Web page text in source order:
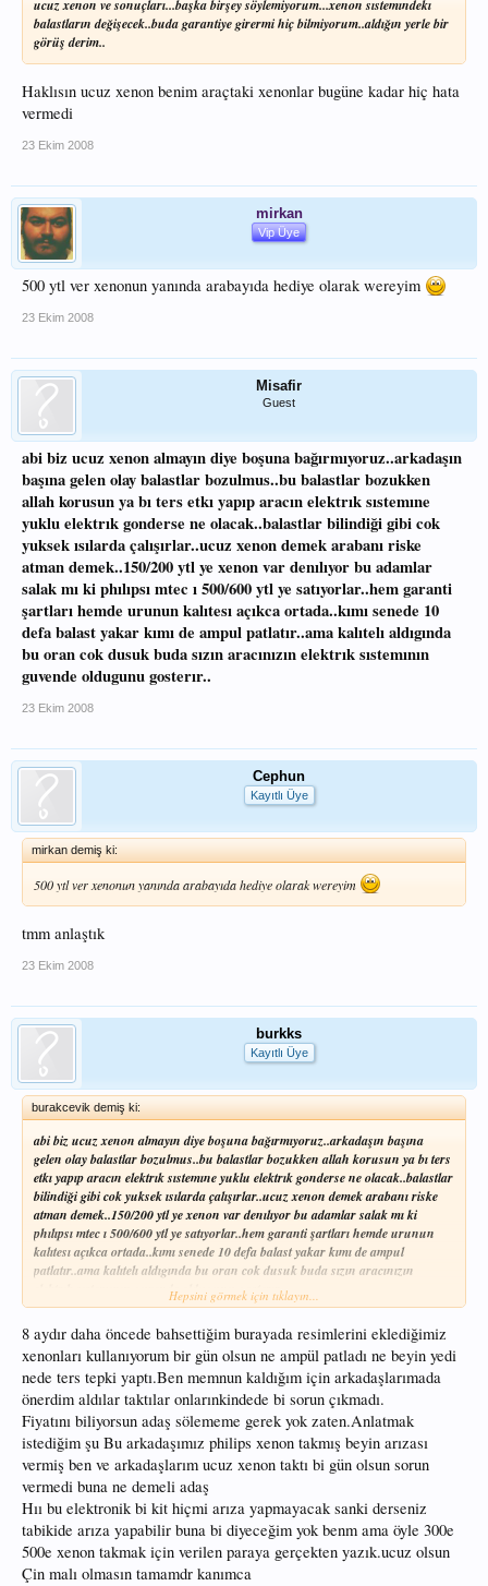
ucuz xenon ve sonuçları...başka birşey söylemiyorum...xenon sıstemındekı
balastların değişecek..buda garantiye girermi hiç bilmiyorum..aldığın yerle bir
görüş derim..
Haklısın ucuz xenon benim araçtaki xenonlar bugüne kadar hiç hata
vermedi
23 Ekim 2008
mirkan
Vip Üye
500 ytl ver xenonun yanında arabayıda hediye olarak wereyim
23 Ekim 2008
Misafir
Guest
abi biz ucuz xenon almayın diye boşuna bağırmıyoruz..arkadaşın
başına gelen olay balastlar bozulmus..bu balastlar bozukken
allah korusun ya bı ters etkı yapıp aracın elektrık sıstemıne
yuklu elektrık gonderse ne olacak..balastlar bilindiği gibi cok
yuksek ısılarda çalışırlar..ucuz xenon demek arabanı riske
atman demek..150/200 ytl ye xenon var denılıyor bu adamlar
salak mı ki phılıpsı mtec ı 500/600 ytl ye satıyorlar..hem garanti
şartları hemde urunun kalıtesı açıkca ortada..kımı senede 10
defa balast yakar kımı de ampul patlatır..ama kalıtelı aldıgında
bu oran cok dusuk buda sızın aracınızın elektrık sıstemının
guvende oldugunu gosterır..
23 Ekim 2008
Cephun
Kayıtlı Üye
mirkan demiş ki:
500 ytl ver xenonun yanında arabayıda hediye olarak wereyim
tmm anlaştık
23 Ekim 2008
burkks
Kayıtlı Üye
burakcevik demiş ki:
abi biz ucuz xenon almayın diye boşuna bağırmıyoruz..arkadaşın başına
gelen olay balastlar bozulmus..bu balastlar bozukken allah korusun ya bı ters
etkı yapıp aracın elektrık sıstemıne yuklu elektrık gonderse ne olacak..balastlar
bilindiği gibi cok yuksek ısılarda çalışırlar..ucuz xenon demek arabanı riske
atman demek..150/200 ytl ye xenon var denılıyor bu adamlar salak mı ki
phılıpsı mtec ı 500/600 ytl ye satıyorlar..hem garanti şartları hemde urunun
kalıtesı açıkca ortada..kımı senede 10 defa balast yakar kımı de ampul
patlatır..ama kalıtelı aldıgında bu oran cok dusuk buda sızın aracınızın
elektrık sıstemının guvende oldugunu gosterır..
Hepsini görmek için tıklayın...
8 aydır daha öncede bahsettiğim burayada resimlerini eklediğimiz
xenonları kullanıyorum bir gün olsun ne ampül patladı ne beyin yedi
nede ters tepki yaptı.Ben memnun kaldığım için arkadaşlarımada
önerdim aldılar taktılar onlarınkindede bi sorun çıkmadı.
Fiyatını biliyorsun adaş sölememe gerek yok zaten.Anlatmak
istediğim şu Bu arkadaşımız philips xenon takmış beyin arızası
vermiş ben ve arkadaşlarım ucuz xenon taktı bi gün olsun sorun
vermedi buna ne demeli adaş
Hıı bu elektronik bi kit hiçmi arıza yapmayacak sanki derseniz
tabikide arıza yapabilir buna bi diyeceğim yok benm ama öyle 300e
500e xenon takmak için verilen paraya gerçekten yazık.ucuz olsun
Çin malı olmasın tamamdr kanımca